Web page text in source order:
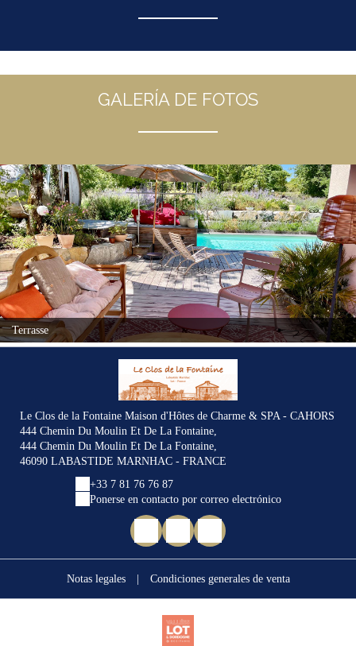
GALERÍA DE FOTOS
Terrasse
Le Clos de la Fontaine Maison d'Hôtes de Charme & SPA - CAHORS
444 Chemin Du Moulin Et De La Fontaine,
444 Chemin Du Moulin Et De La Fontaine,
46090 LABASTIDE MARNHAC - FRANCE
+33 7 81 76 76 87
Ponerse en contacto por correo electrónico
Notas legales | Condiciones generales de venta